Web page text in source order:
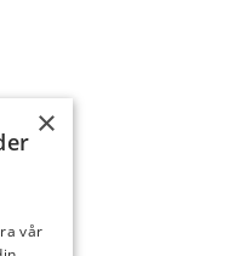
×
vår